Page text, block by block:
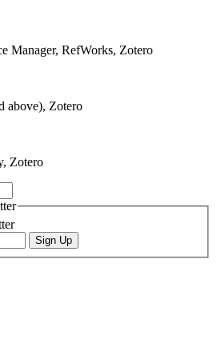
Manager, RefWorks, Zotero
above), Zotero
Zotero